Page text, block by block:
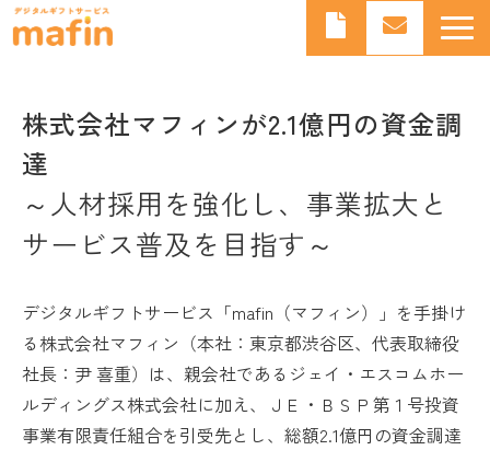
デジタルギフトサービスmafinとは
よくあるご質問
導入事例
お知らせ
株式会社マフィンが2.1億円の資金調
達
～人材採用を強化し、事業拡大と
サービス普及を目指す～
デジタルギフトサービス「mafin（マフィン）」を手掛け
る株式会社マフィン（本社：東京都渋谷区、代表取締役
社長：尹 喜重）は、親会社であるジェイ・エスコムホー
ルディングス株式会社に加え、ＪＥ・ＢＳＰ第１号投資
事業有限責任組合を引受先とし、総額2.1億円の資金調達